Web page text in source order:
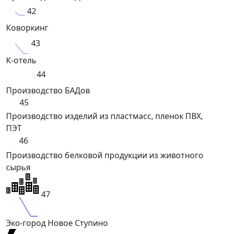
42
Коворкинг
43
К-отель
44
Производство БАДов
45
Производство изделий из пластмасс, пленок ПВХ,
ПЭТ
46
Производство белковой продукции из животного
сырья
47
Эко-город Новое Ступино